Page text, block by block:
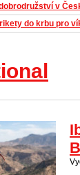
v
do krbu pro